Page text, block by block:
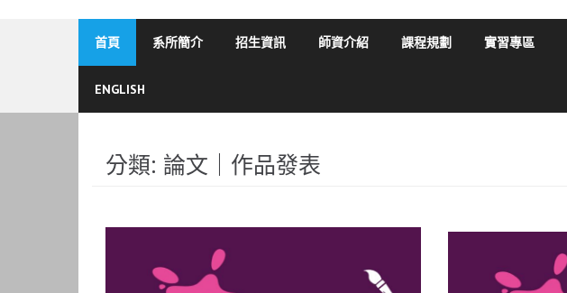
首頁 系所簡介 招生資訊 師資介紹 課程規劃 實習專區
ENGLISH
分類: 論文｜作品發表